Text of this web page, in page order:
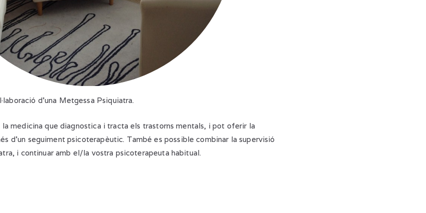
d’una Metgessa Psiquiatra.
la medicina que diagnostica i tracta els trastorns mentals, i pot oferir la
d’un seguiment psicoterapèutic. També es possible combinar la supervisió
i continuar amb el/la vostra psicoterapeuta habitual.